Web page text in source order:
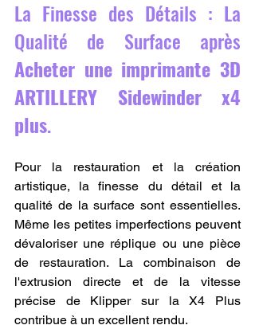
La Finesse des Détails : La
Acheter une imprimante 3D
ARTILLERY Sidewinder x4
plus.
Pour la restauration et la création
artistique, la finesse du détail et la
qualité de la surface sont essentielles.
Même les petites imperfections peuvent
dévaloriser une réplique ou une pièce
de restauration. La combinaison de
l'extrusion directe et de la vitesse
précise de Klipper sur la X4 Plus
contribue à un excellent rendu.